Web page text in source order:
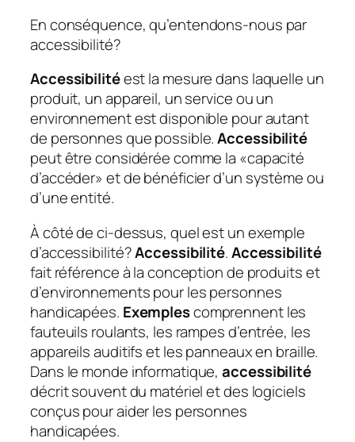
En conséquence, qu’entendons-nous par
accessibilité?
Accessibilitéest la mesure dans laquelle un
produit, un appareil, un service ou un
environnement est disponible pour autant
de personnes que possible.Accessibilité
peut être considérée comme la «capacité
d’accéder» et de bénéficier d’un système ou
d’une entité.
À côté de ci-dessus, quel est un exemple
d’accessibilité?Accessibilité.Accessibilité
fait référence à la conception de produits et
d’environnements pour les personnes
handicapées. Exemplescomprennent les
fauteuils roulants, les rampes d’entrée, les
appareils auditifs et les panneaux en braille.
Dans le monde informatique,accessibilité
décrit souvent du matériel et des logiciels
conçus pour aider les personnes
handicapées.